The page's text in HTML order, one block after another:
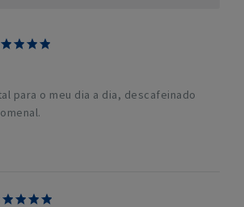
para o meu dia a dia, descafeinado